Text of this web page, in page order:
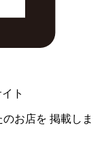
ト
のお店を 掲載しま